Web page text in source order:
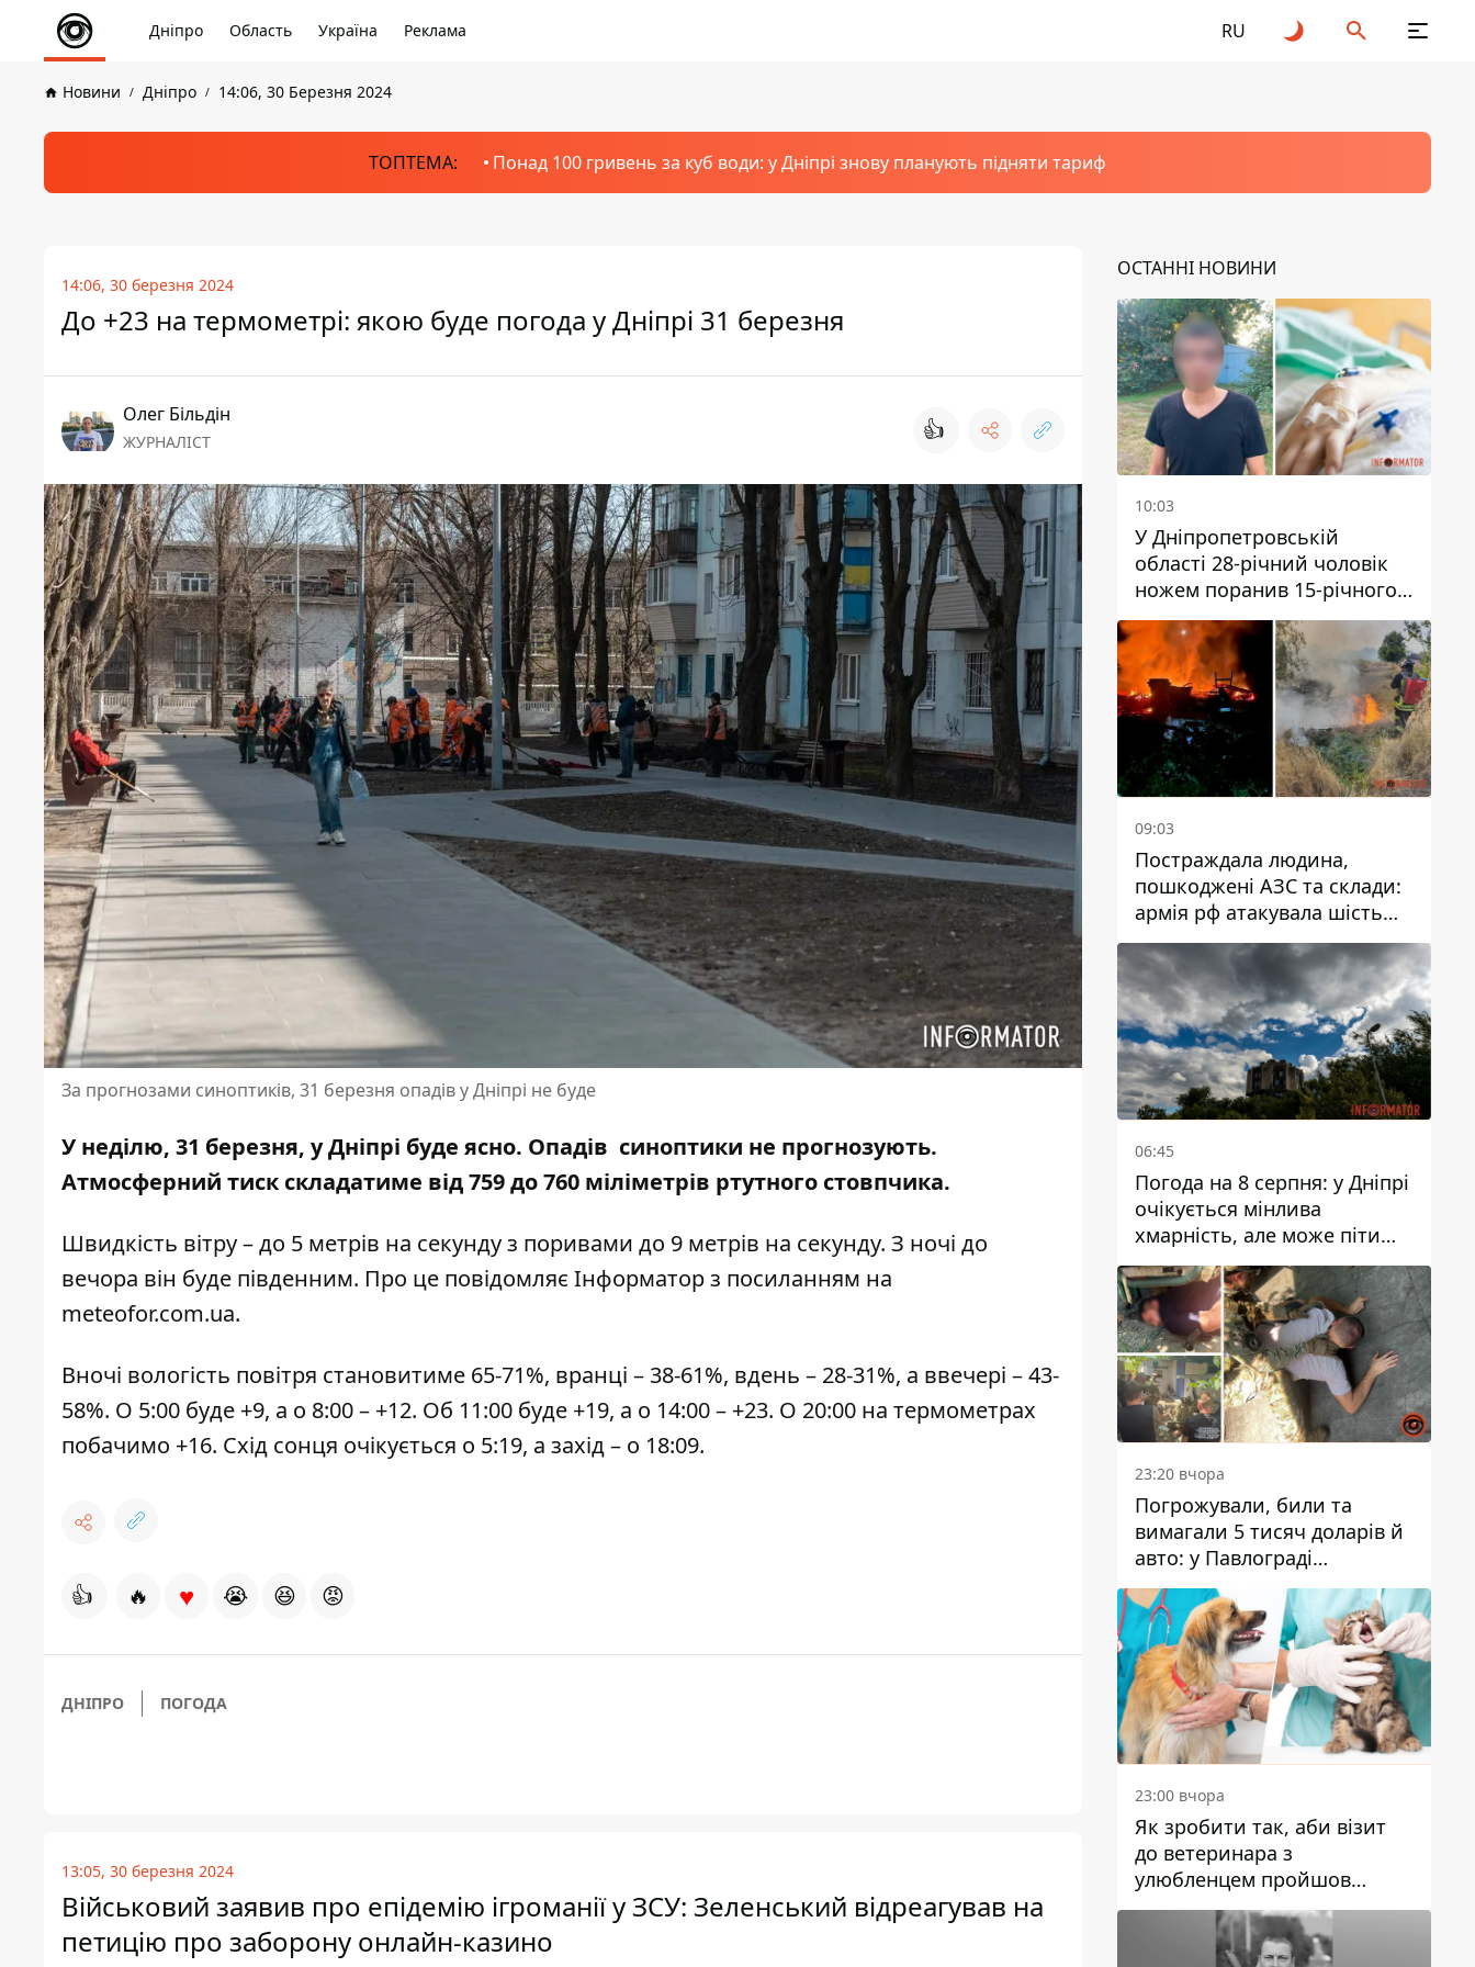
Дніпро Область Україна Реклама RU
Новини Дніпро 14:06, 30 Березня 2024
ТОПТЕМА: Понад 100 гривень за куб води: у Дніпрі знову планують підняти тариф
14:06, 30 березня 2024
До +23 на термометрі: якою буде погода у Дніпрі 31 березня
Олег Більдін
ЖУРНАЛІСТ 👍
За прогнозами синоптиків, 31 березня опадів у Дніпрі не буде
У неділю, 31 березня, у Дніпрі буде ясно. Опадів синоптики не прогнозують.
Атмосферний тиск складатиме від 759 до 760 міліметрів ртутного стовпчика.
Швидкість вітру – до 5 метрів на секунду з поривами до 9 метрів на секунду. З ночі до
вечора він буде південним. Про це повідомляє Інформатор з посиланням на
meteofor.com.ua.
Вночі вологість повітря становитиме 65-71%, вранці – 38-61%, вдень – 28-31%, а ввечері – 43-
58%. О 5:00 буде +9, а о 8:00 – +12. Об 11:00 буде +19, а о 14:00 – +23. О 20:00 на термометрах
побачимо +16. Схід сонця очікується о 5:19, а захід – о 18:09.
👍 🔥 ♥ 😭 😆 😡
ДНІПРО ПОГОДА
13:05, 30 березня 2024
Військовий заявив про епідемію ігроманії у ЗСУ: Зеленський відреагував на
петицію про заборону онлайн-казино
ОСТАННІ НОВИНИ
10:03
У Дніпропетровській
області 28-річний чоловік
ножем поранив 15-річного
хлопця
09:03
Постраждала людина,
пошкоджені АЗС та склади:
армія рф атакувала шість
районів Дніпропетровської
області
06:45
Погода на 8 серпня: у Дніпрі
очікується мінлива
хмарність, але може піти
дощ
23:20 вчора
Погрожували, били та
вимагали 5 тисяч доларів й
авто: у Павлограді
затримали двох чоловіків
23:00 вчора
Як зробити так, аби візит
до ветеринара з
улюбленцем пройшов
спокійно: прості поради